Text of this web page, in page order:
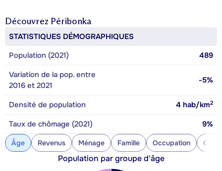
Découvrez Péribonka
STATISTIQUES DÉMOGRAPHIQUES
Population (2021)
489
Variation de la pop. entre
2016 et 2021
-5%
Densité de population 4 hab/km2
Taux de chômage (2021) 9%
Âge Revenus Ménage Famille Occupation
Population par groupe d'âge